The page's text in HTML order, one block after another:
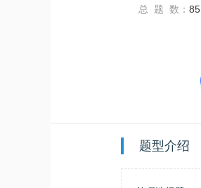
总 题 数： 85
题型介绍